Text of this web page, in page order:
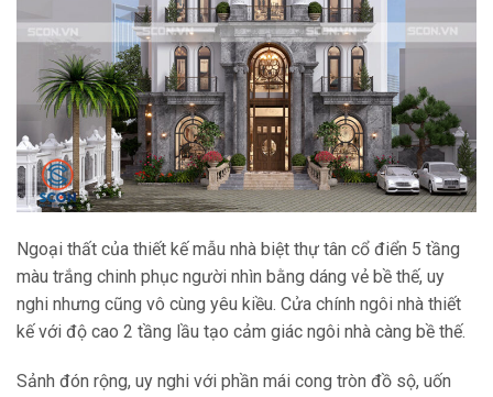
Ngoại thất của thiết kế mẫu nhà biệt thự tân cổ điển 5 tầng
màu trắng chinh phục người nhìn bằng dáng vẻ bề thế, uy
nghi nhưng cũng vô cùng yêu kiều. Cửa chính ngôi nhà thiết
kế với độ cao 2 tầng lầu tạo cảm giác ngôi nhà càng bề thế.
Sảnh đón rộng, uy nghi với phần mái cong tròn đồ sộ, uốn